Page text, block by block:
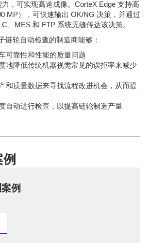
，可实现高速成像。CorteX Edge 支持高
MP），可快速输出 OK/NG 决策，并通过
、MES 和 FTP 系统无缝传达该决策。
链轮自动检查的制造商能够：
可靠性和性能的质量问题
地降低传统机器视觉常见的误拒率来减少
和质量数据来寻找流程改进机会，从而提
自动进行检查，以提高链轮制造产量
例